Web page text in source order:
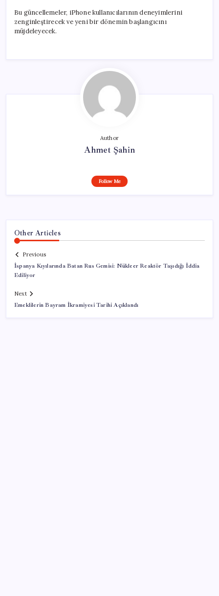
Bu güncellemeler, iPhone kullanıcılarının deneyimlerini
zenginleştirecek ve yeni bir dönemin başlangıcını
müjdeleyecek.
Author
Ahmet Şahin
Follow Me
Other Articles
Previous
İspanya Kıyılarında Batan Rus Gemisi: Nükleer Reaktör Taşıdığı İddia
Ediliyor
Next
Emeklilerin Bayram İkramiyesi Tarihi Açıklandı